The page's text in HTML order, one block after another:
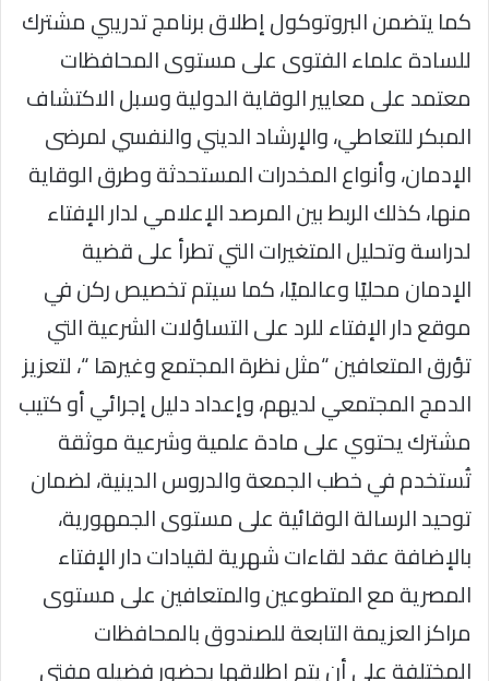
كما يتضمن البروتوكول إطلاق برنامج تدريبي مشترك
للسادة علماء الفتوى على مستوى المحافظات
معتمد على معايير الوقاية الدولية وسبل الاكتشاف
المبكر للتعاطي، والإرشاد الديني والنفسي لمرضى
الإدمان، وأنواع المخدرات المستحدثة وطرق الوقاية
منها، كذلك الربط بين المرصد الإعلامي لدار الإفتاء
لدراسة وتحليل المتغيرات التي تطرأ على قضية
الإدمان محليًا وعالميًا، كما سيتم تخصيص ركن في
موقع دار الإفتاء للرد على التساؤلات الشرعية التي
تؤرق المتعافين “مثل نظرة المجتمع وغيرها “، لتعزيز
الدمج المجتمعي لديهم، وإعداد دليل إجرائي أو كتيب
مشترك يحتوي على مادة علمية وشرعية موثقة
تُستخدم في خطب الجمعة والدروس الدينية، لضمان
توحيد الرسالة الوقائية على مستوى الجمهورية،
بالإضافة عقد لقاءات شهرية لقيادات دار الإفتاء
المصرية مع المتطوعين والمتعافين على مستوى
مراكز العزيمة التابعة للصندوق بالمحافظات
المختلفة على أن يتم إطلاقها بحضور فضيله مفتي